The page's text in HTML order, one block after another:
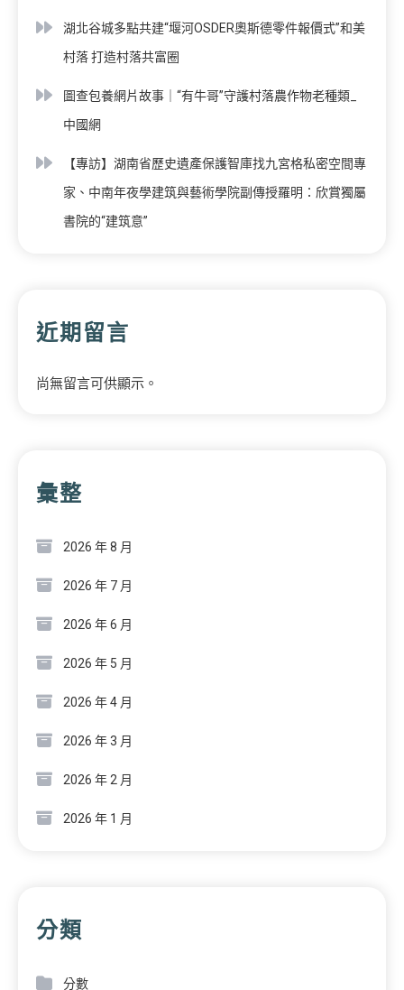
湖北谷城多點共建“堰河OSDER奧斯德零件報價式”和美
村落 打造村落共富圈
圖查包養網片故事｜“有牛哥”守護村落農作物老種類_
中國網
【專訪】湖南省歷史遺產保護智庫找九宮格私密空間專
家、中南年夜學建筑與藝術學院副傳授羅明：欣賞獨屬
書院的“建筑意”
近期留言
尚無留言可供顯示。
彙整
2026 年 8 月
2026 年 7 月
2026 年 6 月
2026 年 5 月
2026 年 4 月
2026 年 3 月
2026 年 2 月
2026 年 1 月
分類
分數